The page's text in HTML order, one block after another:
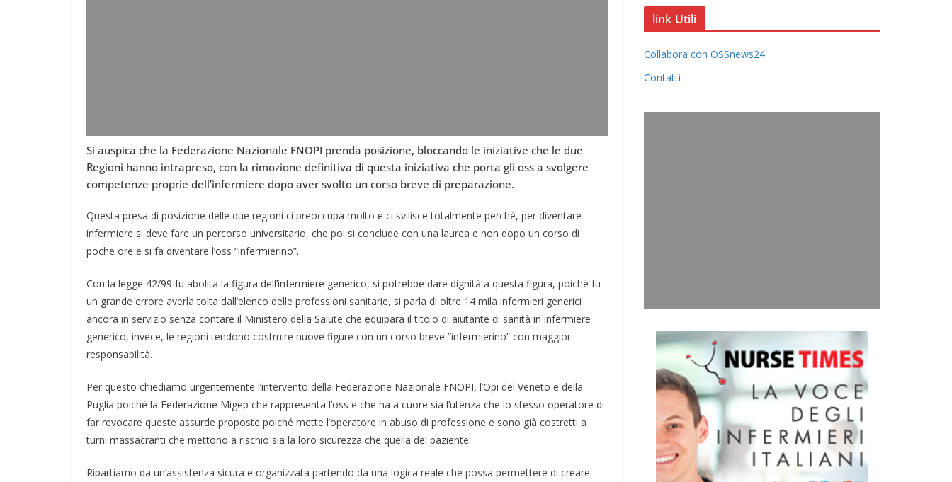
Si auspica che la Federazione Nazionale FNOPI prenda posizione, bloccando le iniziative che le due
Regioni hanno intrapreso, con la rimozione definitiva di questa iniziativa che porta gli oss a svolgere
competenze proprie dell’infermiere dopo aver svolto un corso breve di preparazione.
Questa presa di posizione delle due regioni ci preoccupa molto e ci svilisce totalmente perché, per diventare
infermiere si deve fare un percorso universitario, che poi si conclude con una laurea e non dopo un corso di
poche ore e si fa diventare l’oss “infermierino”.
Con la legge 42/99 fu abolita la figura dell’infermiere generico, si potrebbe dare dignità a questa figura, poiché fu
un grande errore averla tolta dall’elenco delle professioni sanitarie, si parla di oltre 14 mila infermieri generici
ancora in servizio senza contare il Ministero della Salute che equipara il titolo di aiutante di sanità in infermiere
generico, invece, le regioni tendono costruire nuove figure con un corso breve “infermierino” con maggior
responsabilità.
Per questo chiediamo urgentemente l’intervento della Federazione Nazionale FNOPI, l’Opi del Veneto e della
Puglia poiché la Federazione Migep che rappresenta l’oss e che ha a cuore sia l’utenza che lo stesso operatore di
far revocare queste assurde proposte poiché mette l’operatore in abuso di professione e sono già costretti a
turni massacranti che mettono a rischio sia la loro sicurezza che quella del paziente.
Ripartiamo da un’assistenza sicura e organizzata partendo da una logica reale che possa permettere di creare
link Utili
Collabora con OSSnews24
Contatti